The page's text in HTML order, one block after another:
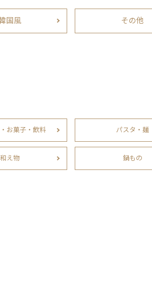
国風 その他
お菓子・飲料 パスタ・麺
和え物 鍋もの